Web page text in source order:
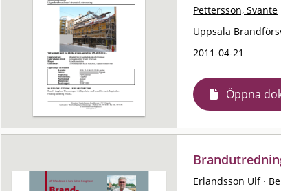
Pettersson, Svante
Uppsala
2011-04-21
Öppna
Erlandsson Ulf ·